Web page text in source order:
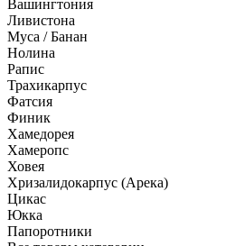
Вашингтония
Ливистона
Муса / Банан
Нолина
Рапис
Трахикарпус
Фатсия
Финик
Хамедорея
Хамеропс
Ховея
Хризалидокарпус (Арека)
Цикас
Юкка
Папоротники